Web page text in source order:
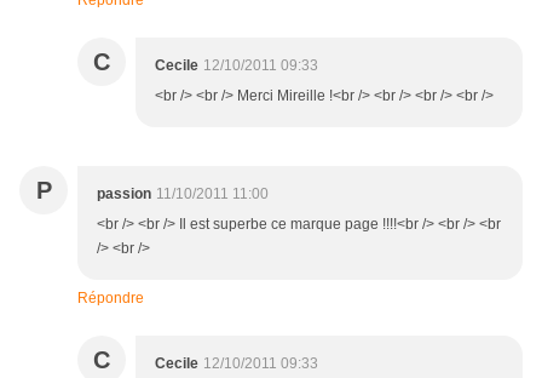
C Cecile 12/10/2011 09:33
<br /> <br /> Merci Mireille !<br /> <br /> <br /> <br />
P passion 11/10/2011 11:00
<br /> <br /> Il est superbe ce marque page !!!!<br /> <br /> <br
/> <br />
Répondre
C Cecile 12/10/2011 09:33